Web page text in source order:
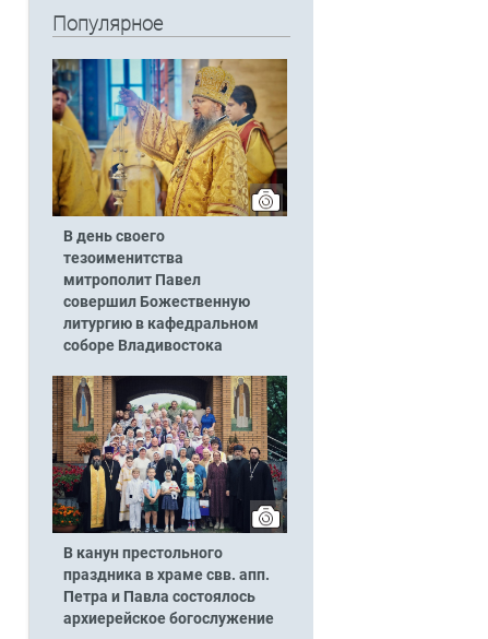
Популярное
В день своего
тезоименитства
митрополит Павел
совершил Божественную
литургию в кафедральном
соборе Владивостока
В канун престольного
праздника в храме свв. апп.
Петра и Павла состоялось
архиерейское богослужение